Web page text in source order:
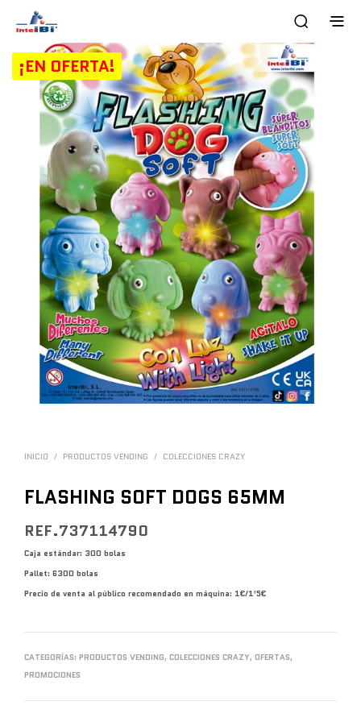
¡EN OFERTA!
INICIO / PRODUCTOS VENDING / COLECCIONES CRAZY
FLASHING SOFT DOGS 65MM
REF.737114790
Caja estándar: 300 bolas
Pallet: 6300 bolas
Precio de venta al público recomendado en máquina: 1€/1’5€
CATEGORÍAS: PRODUCTOS VENDING, COLECCIONES CRAZY, OFERTAS,
PROMOCIONES